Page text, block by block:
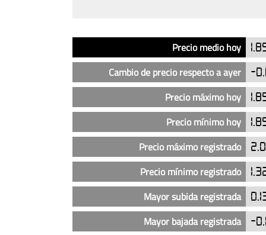
Análisis
del
en
gasolineras
Tarragona
(actualizado
Precio medio hoy
Cambio de precio respecto a ayer -
Precio máximo hoy
Precio mínimo hoy
Precio máximo registrado
Precio mínimo registrado
Mayor subida registrada
Mayor bajada registrada -